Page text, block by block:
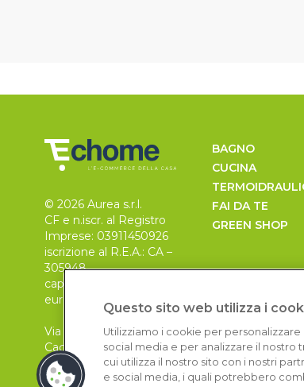
© 2026 Aurea s.r.l.
CF e n.iscr. al Registro
Imprese: 03911450926
iscrizione al R.E.A.: CA –
305948
capitale sociale 30.000
euro, i.v.
Via Pietro Leo n. 6
Cagliari
09129
BAGNO
CUCINA
FAI DA TE
GREEN SHOP
Questo sito web utilizza i
Utilizziamo i cookie per
social media e per analizzare il nostro
cui utilizza il nostro sito con i nostri
e social media, i quali potrebbero